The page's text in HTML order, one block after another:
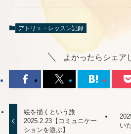
アトリエ・レッスン記録
よかったらシェア
絵を描くという旅
2025.2.23【コミュニケー
ションを遊ぶ】
い